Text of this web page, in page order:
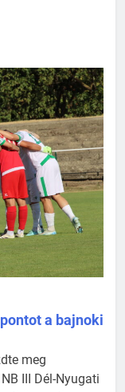
a bajnoki
meg
III Dél-Nyugati